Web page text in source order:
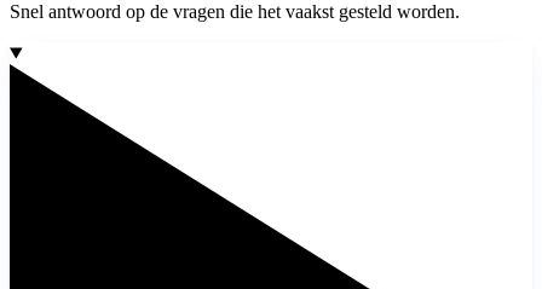
Snel antwoord op de vragen die het vaakst gesteld worden.